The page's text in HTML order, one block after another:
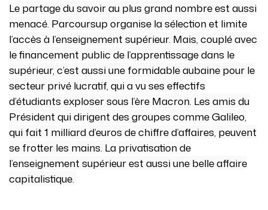
Le partage du savoir au plus grand nombre est aussi
menacé. Parcoursup organise la sélection et limite
l’accès à l’enseignement supérieur. Mais, couplé avec
le financement public de l’apprentissage dans le
supérieur, c’est aussi une formidable aubaine pour le
secteur privé lucratif, qui a vu ses effectifs
d’étudiants exploser sous l’ère Macron. Les amis du
Président qui dirigent des groupes comme Galileo,
qui fait 1 milliard d’euros de chiffre d’affaires, peuvent
se frotter les mains. La privatisation de
l’enseignement supérieur est aussi une belle affaire
capitalistique.